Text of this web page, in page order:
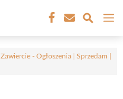
Zawiercie - Ogłoszenia | Sprzedam |